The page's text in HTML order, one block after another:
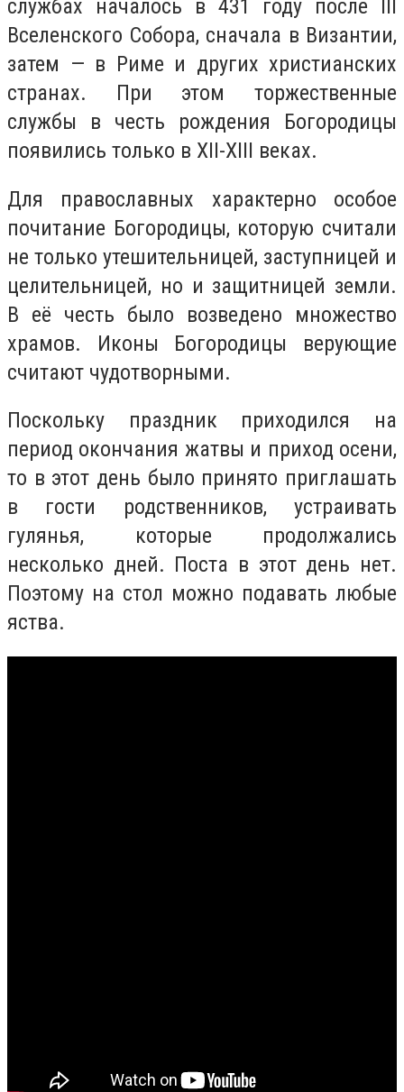
службах началось в 431 году после III
Вселенского Собора, сначала в Византии,
затем — в Риме и других христианских
странах. При этом торжественные
службы в честь рождения Богородицы
появились только в XII-XIII веках.
Для православных характерно особое
почитание Богородицы, которую считали
не только утешительницей, заступницей и
целительницей, но и защитницей земли.
В её честь было возведено множество
храмов. Иконы Богородицы верующие
считают чудотворными.
Поскольку праздник приходился на
период окончания жатвы и приход осени,
то в этот день было принято приглашать
в гости родственников, устраивать
гулянья, которые продолжались
несколько дней. Поста в этот день нет.
Поэтому на стол можно подавать любые
яства.